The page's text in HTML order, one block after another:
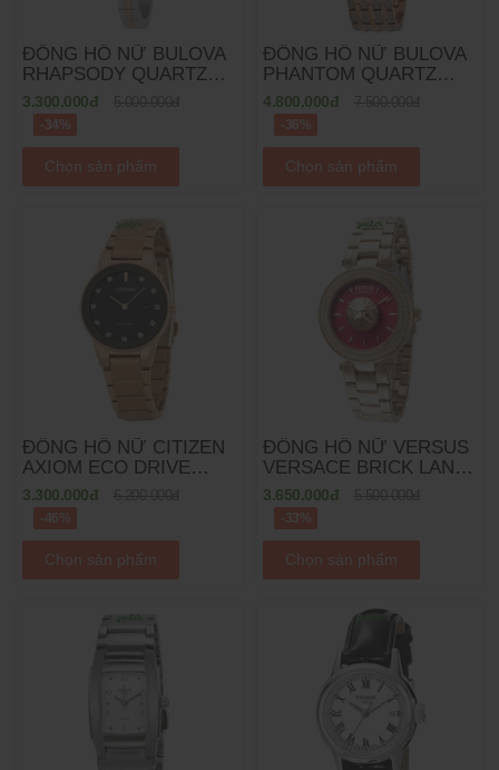
ĐỒNG HỒ NỮ BULOVA
RHAPSODY QUARTZ
98P194 - 30MM
3.300.000đ
-34%
Chọn sản phẩm
ĐỒNG HỒ NỮ BULOVA
PHANTOM QUARTZ
98L235 - 32MM
4.800.000đ
-36%
Chọn sản phẩm
ĐỒNG HỒ NỮ CITIZEN
AXIOM ECO DRIVE
GA1058-59Q - 30MM
3.300.000đ
-46%
Chọn sản phẩm
ĐỒNG HỒ NỮ VERSUS
VERSACE BRICK LANE
QUARTZ VSP642418 -
36MM
3.650.000đ
-33%
Chọn sản phẩm